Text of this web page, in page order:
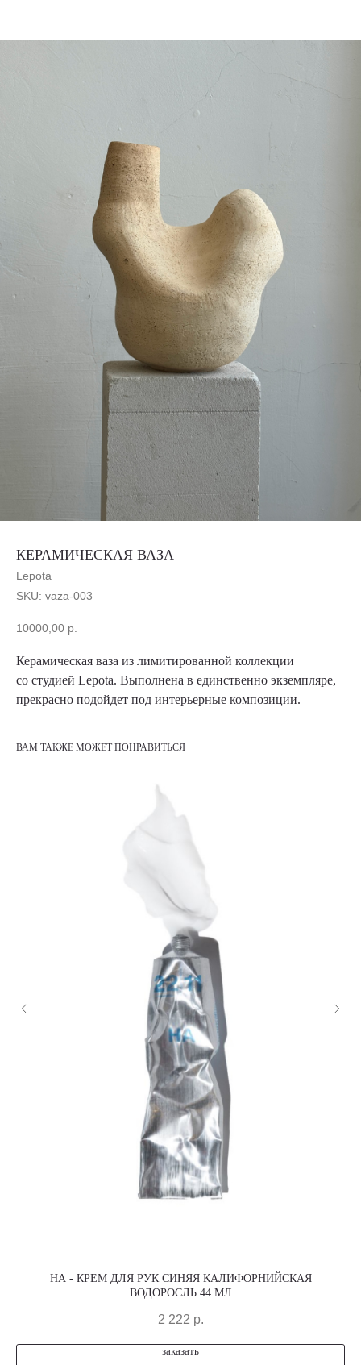
КЕРАМИЧЕСКАЯ ВАЗА
Lepota
SKU: vaza-003
10000,00 р.
Керамическая ваза из лимитированной коллекции
со студией Lepota. Выполнена в единственно экземпляре,
прекрасно подойдет под интерьерные композиции.
ВАМ ТАКЖЕ МОЖЕТ ПОНРАВИТЬСЯ
HA - КРЕМ ДЛЯ РУК СИНЯЯ КАЛИФОРНИЙСКАЯ
ВОДОРОСЛЬ 44 МЛ
2 222 р.
заказать